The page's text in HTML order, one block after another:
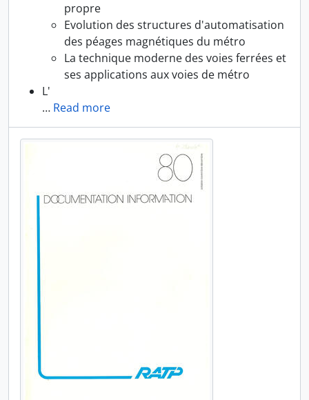
propre
Evolution des structures d'automatisation
des péages magnétiques du métro
La technique moderne des voies ferrées et
ses applications aux voies de métro
L'
… Read more